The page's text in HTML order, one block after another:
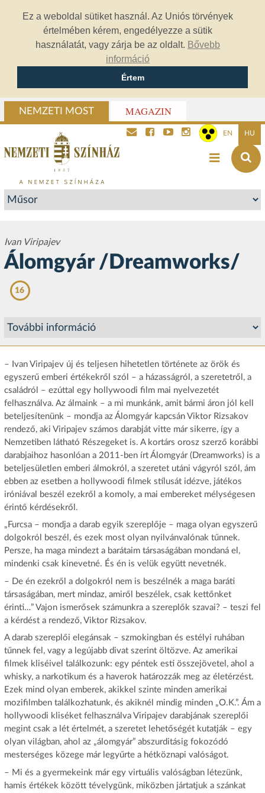
Ez a weboldal sütiket használ. Az Uniós törvények
értelmében kérem, engedélyezze a sütik
használatát, vagy zárja be az oldalt. Bővebb
információ
Értem
NEMZETI MOST MAGAZIN
EN HU
Ivan Viripajev
Álomgyár /Dreamworks/
16
– Ivan Viripajev új és teljesen hihetetlen története az örök és
egyszerű emberi értékekről szól – a házasságról, a szeretetről, a
családról – ezúttal egy hollywoodi film mai nyelvezetét
felhasználva. Az álmaink – a mi munkánk, amit bármi áron jól kell
beteljesítenünk – mondja az Álomgyár kapcsán Viktor Rizsakov
rendező, aki Viripajev számos darabját vitte már sikerre, így a
Nemzetiben látható Részegeket is. A kortárs orosz szerző korábbi
darabjaihoz hasonlóan a 2011-ben írt Álomgyár (Dreamworks) is a
beteljesületlen emberi álmokról, a szeretet utáni vágyról szól, ám
ebben az esetben a hollywoodi filmek stílusát idézve, játékos
iróniával beszél ezekről a komoly, a mai embereket mélységesen
érintő kérdésekről.
„Furcsa – mondja a darab egyik szereplője – maga olyan egyszerű
dolgokról beszél, és ezek most olyan nyilvánvalónak tűnnek.
Persze, ha maga mindezt a barátaim társaságában mondaná el,
mindenki csak kinevetné. És én is velük együtt nevetnék.
– De én ezekről a dolgokról nem is beszélnék a maga baráti
társaságában, mert mindaz, amiről beszélek, csak kettőnket
érinti…” Vajon ismerősek számunkra a szereplők szavai? – teszi fel
a kérdést a rendező, Viktor Rizsakov.
A darab szereplői elegánsak – szmokingban és estélyi ruhában
tűnnek fel, vagy a legújabb divat szerint öltözve. Az amerikai
filmek kliséivel találkozunk: egy péntek esti összejövetel, ahol a
whisky, a narkotikum és a haverok határozzák meg az életérzést.
Ezek mind olyan emberek, akikkel szinte minden amerikai
mozifilmben találkozhatunk, és akiknél mindig minden „O.K.”. Ám a
hollywoodi kliséket felhasználva Viripajev darabjának szereplői
megint csak a lét értelmét, a szeretet lehetőségét kutatják – egy
olyan világban, ahol az „álomgyár” abszurditásig fokozódó
mesterséges közege már legyűrte a hétköznapi valóságot.
– Mi és a gyermekeink már egy virtuális valóságban létezünk,
hamis értékek között tévelygünk, miközben jártatjuk a szánkat